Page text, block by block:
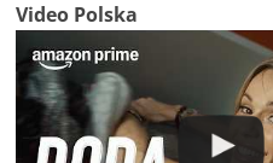
Video Polska